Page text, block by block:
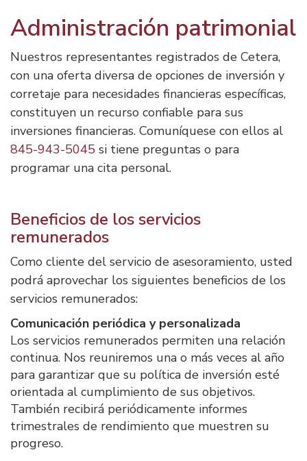
Administración patrimonial
Nuestros representantes registrados de Cetera,
con una oferta diversa de opciones de inversión y
corretaje para necesidades financieras específicas,
constituyen un recurso confiable para sus
inversiones financieras. Comuníquese con ellos al
845-943-5045 si tiene preguntas o para
programar una cita personal.
Beneficios de los servicios
remunerados
Como cliente del servicio de asesoramiento, usted
podrá aprovechar los siguientes beneficios de los
servicios remunerados:
Comunicación periódica y personalizada
Los servicios remunerados permiten una relación
continua. Nos reuniremos una o más veces al año
para garantizar que su política de inversión esté
orientada al cumplimiento de sus objetivos.
También recibirá periódicamente informes
trimestrales de rendimiento que muestren su
progreso.